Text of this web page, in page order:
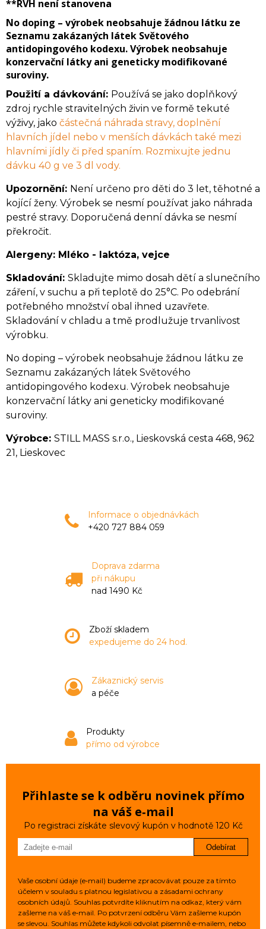
**RVH není stanovena
No doping – výrobek neobsahuje žádnou látku ze
Seznamu zakázaných látek Světového
antidopingového kodexu. Výrobek neobsahuje
konzervační látky ani geneticky modifikované
suroviny.
Použití a dávkování: Používá se jako doplňkový
zdroj rychle stravitelných živin ve formě tekuté
výživy, jako částečná náhrada stravy, doplnění
hlavních jídel nebo v menších dávkách také mezi
hlavními jídly či před spaním. Rozmixujte jednu
dávku 40 g ve 3 dl vody.
Upozornění: Není určeno pro děti do 3 let, těhotné a
kojící ženy. Výrobek se nesmí používat jako náhrada
pestré stravy. Doporučená denní dávka se nesmí
překročit.
Alergeny: Mléko - laktóza, vejce
Skladování: Skladujte mimo dosah dětí a slunečního
záření, v suchu a při teplotě do 25°C. Po odebrání
potřebného množství obal ihned uzavřete.
Skladování v chladu a tmě prodlužuje trvanlivost
výrobku.
No doping – výrobek neobsahuje žádnou látku ze
Seznamu zakázaných látek Světového
antidopingového kodexu. Výrobek neobsahuje
konzervační látky ani geneticky modifikované
suroviny.
Výrobce: STILL MASS s.r.o., Lieskovská cesta 468, 962
21, Lieskovec
Informace o objednávkách
+420 727 884 059
Doprava zdarma
při nákupu
nad 1490 Kč
Zboží skladem
expedujeme do 24 hod.
Zákaznický servis
a péče
Produkty
přímo od výrobce
Přihlaste se k odběru novinek přímo
na váš e‑mail
Po registraci získáte slevový kupón v hodnotě 120 Kč
Odebírat
Vaše osobní údaje (e‑mail) budeme zpracovávat pouze za tímto
účelem v souladu s platnou legislativou a zásadami ochrany
osobních údajů. Souhlas potvrdíte kliknutím na odkaz, který vám
zašleme na váš e‑mail. Po potvrzení odběru Vám zašleme kupón
se slevou. Souhlas můžete kdykoli odvolat písemně e‑mailem, nebo